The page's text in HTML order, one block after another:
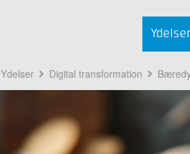
Ydelser Digital transformation